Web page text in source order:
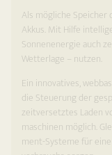
Als mögliche Speicher
Akkus. Mit Hilfe
Sonnenenergie auch
Wetterlage – nutzen.
Ein innovatives,
die Steuerung der
zeitversetztes Laden
maschinen möglich.
ment-Systeme für